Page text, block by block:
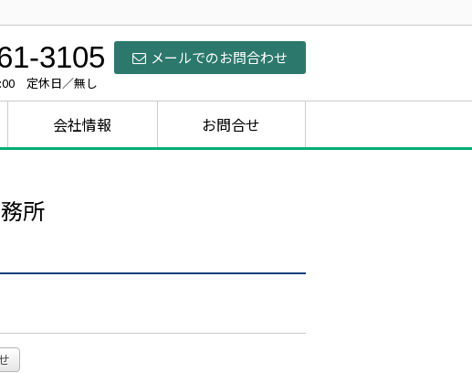
メールでのお問合わせ
3105
定休日／無し
会社情報 お問合せ
所